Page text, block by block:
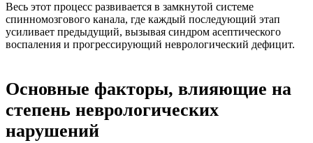
Весь этот процесс развивается в замкнутой системе
спинномозгового канала, где каждый последующий этап
усиливает предыдущий, вызывая синдром асептического
воспаления и прогрессирующий неврологический дефицит.
Основные факторы, влияющие на
степень неврологических
нарушений